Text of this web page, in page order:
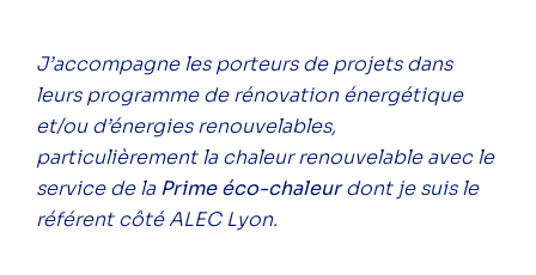
J’accompagne les porteurs de projets dans
leurs programme de rénovation énergétique
et/ou d’énergies renouvelables,
particulièrement la chaleur renouvelable avec le
service de laPrime éco-chaleurdont je suis le
référent côté ALEC Lyon.